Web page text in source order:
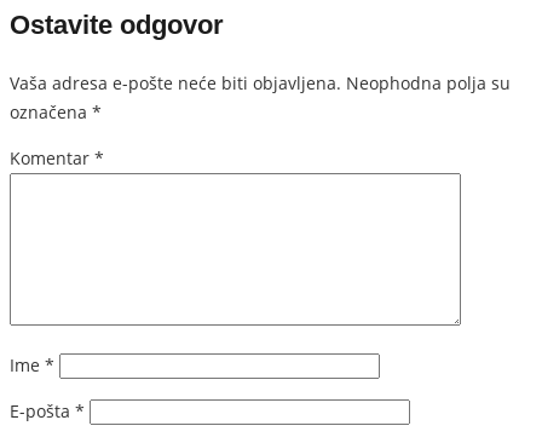
Ostavite odgovor
Vaša adresa e-pošte neće biti objavljena. Neophodna polja su
označena *
Komentar *
Ime *
E-pošta *